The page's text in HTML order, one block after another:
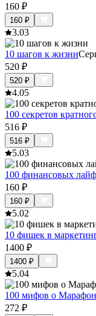
160 ₽
160 ₽
3.03
10 шагов к жизни
520 ₽
520 ₽
4.05
100 секретов
516 ₽
516 ₽
5.03
100 финансовых
160 ₽
160 ₽
5.02
10 фишек в
1400 ₽
1400 ₽
5.04
100 мифов о
272 ₽